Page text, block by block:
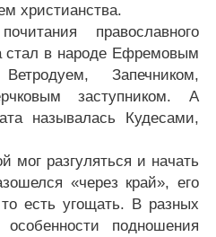
христианства.
православного
стал в народе Ефремовым
Запечником,
заступником. А
называлась Кудесами,
мог разгуляться и начать
«через край», его
есть угощать. В разных
подношения